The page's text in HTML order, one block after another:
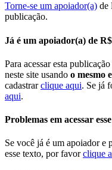
Torne-se um apoiador(a) de
publicação.
Já é um apoiador(a) de
Para acessar esta
neste site usando o mesmo
cadastrarclique aqui. Se já
aqui.
Problemas em acessar
Se você já é um apoiador e
esse texto, por favorclique